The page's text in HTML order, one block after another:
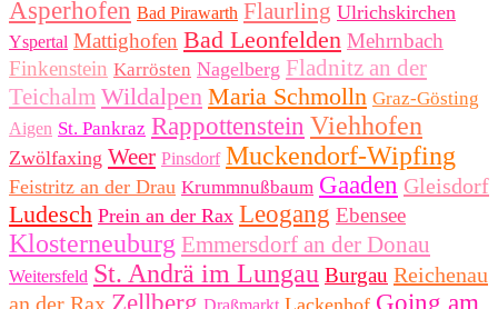
Asperhofen Bad Pirawarth Flaurling Ulrichskirchen
Yspertal Mattighofen Bad Leonfelden Mehrnbach
Finkenstein Karrösten Nagelberg Fladnitz an der
Teichalm Wildalpen Maria Schmolln Graz-Gösting
Aigen St. Pankraz Rappottenstein Viehhofen
Zwölfaxing Weer Pinsdorf Muckendorf-Wipfing
Feistritz an der Drau Krummnußbaum Gaaden Gleisdorf
Ludesch Prein an der Rax Leogang Ebensee
Klosterneuburg Emmersdorf an der Donau
Weitersfeld St. Andrä im Lungau Burgau Reichenau
an der Rax Zellberg Draßmarkt Lackenhof Going am